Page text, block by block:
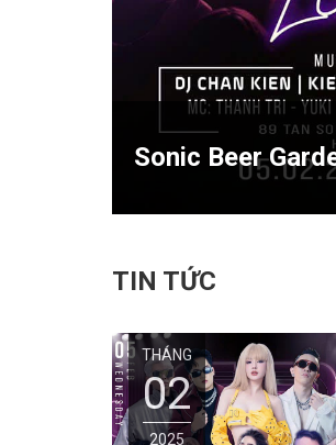
Sonic Beer
TIN TỨC
THÁNG
02
2025